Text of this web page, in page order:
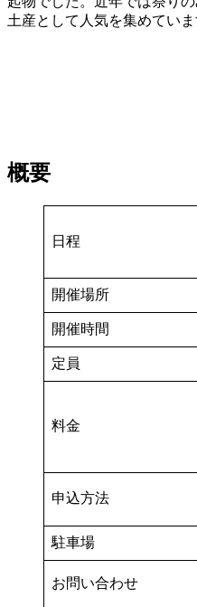
土産として人気を集めていま
概要
日程
開催場所
開催時間
定員
料金
申込方法
駐車場
お問い合わせ